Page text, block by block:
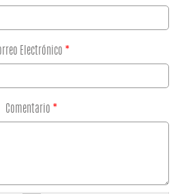
Electrónico *
Comentario *